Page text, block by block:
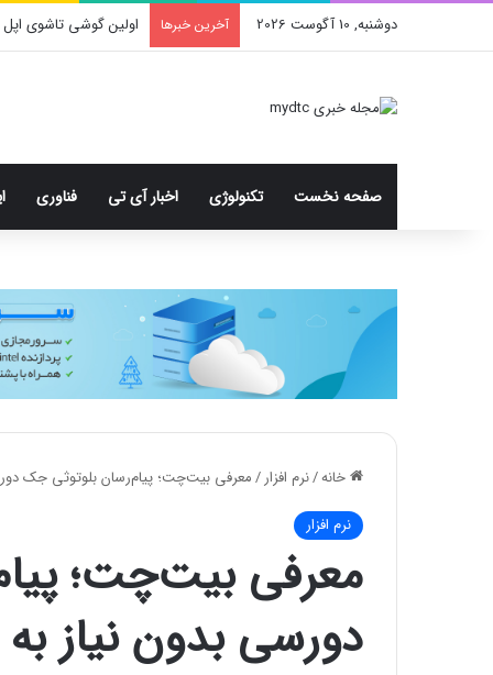
دوشنبه, 10 آگوست 2026 آخرین خبرها اولین گوشی تاشوی
صفحه نخست تکنولوژی اخبار آی تی فناوری
خانه/نرم افزار/معرفی بیت‌چت؛ پیام‌رسان بلوتوثی جک
نرم افزار
معرفی بیت‌چت؛
دورسی بدون نیاز